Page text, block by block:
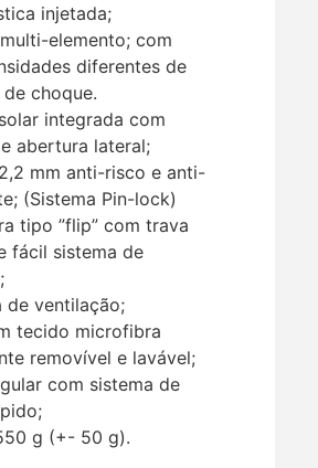
injetada;
elemento; com
diferentes de
choque.
integrada com
abertura lateral;
mm anti-risco e anti-
(Sistema Pin-lock)
tipo ”flip” com trava
fácil sistema de
de ventilação;
tecido microfibra
removível e lavável;
com sistema de
g (+- 50 g).